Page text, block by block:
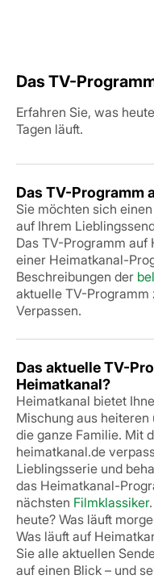
Das TV-
Erfahren Sie, was
Tagen läuft.
Das TV-Programm
Sie möchten sich
auf Ihrem
Das TV-Programm auf
einer Heimatkanal-
Beschreibungen der
aktuelle TV-Programm
Verpassen.
Das aktuelle TV-
Heimatkanal?
Heimatkanal bietet
Mischung aus heiteren
die ganze Familie. Mit
heimatkanal.de
Lieblingsserie und
das Heimatkanal-
nächsten Filmklassiker
heute? Was läuft
Was läuft auf
Sie alle aktuellen
auf einen Blick – und